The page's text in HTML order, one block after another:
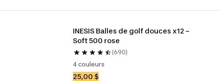
INESIS Balles de golf douces x12 –
Soft 500 rose
(690)
4 couleurs
25,00 $